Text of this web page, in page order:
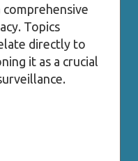
Topics
directly to
it as a crucial